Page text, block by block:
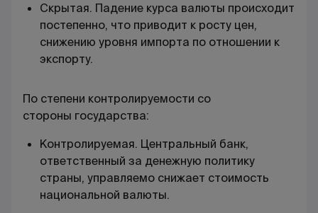
Скрытая. Падение курса валюты происходит
постепенно, что приводит к росту цен,
снижению уровня импорта по отношении к
экспорту.
По степени контролируемости со
стороны государства:
Контролируемая. Центральный банк,
ответственный за денежную политику
страны, управляемо снижает стоимость
национальной валюты.